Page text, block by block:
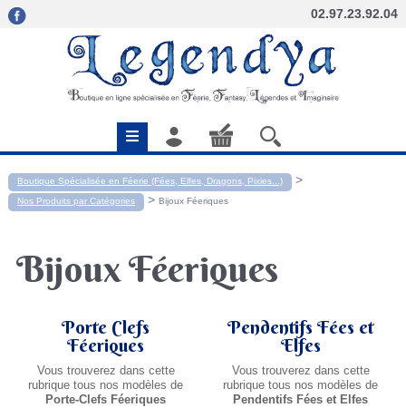
02.97.23.92.04
Boutique Spécialisée en Féerie (Fées, Elfes, Dragons, Pixies...) >
Nos Produits par Catégories > Bijoux Féeriques
Bijoux Féeriques
Porte Clefs
Féeriques
Vous trouverez dans cette
rubrique tous nos modèles de
Porte-Clefs Féeriques
Pendentifs Fées et
Elfes
Vous trouverez dans cette
rubrique tous nos modèles de
Pendentifs Fées et Elfes